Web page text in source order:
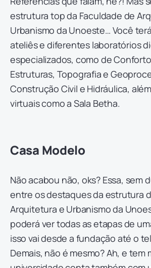
estrutura top da Faculdade de
Urbanismo da Unoeste… Você
ateliês e diferentes laboratórios
especializados, como de
Estruturas, Topografia e
Construção Civil e Hidráulica,
virtuais como a Sala Betha.
Casa Modelo
Não acabou não, oks? Essa, sem
entre os destaques da estrutura
Arquitetura e Urbanismo da
poderá ver todas as etapas de
isso vai desde a fundação até o
Demais, não é mesmo? Ah, e tem